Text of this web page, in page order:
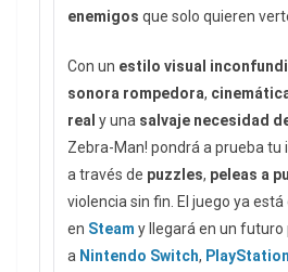
enemigos que solo quieren
Con un estilo visual
sonora rompedora,
real y una salvaje necesidad
Zebra-Man! pondrá a prueba tu
a través de puzzles, peleas a
violencia sin fin. El juego ya está
en Steam y llegará en un futuro
a Nintendo Switch, PlayStation